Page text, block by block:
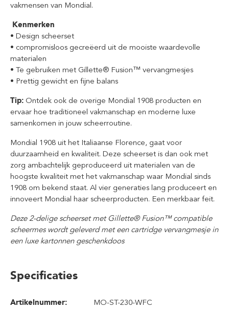
vakmensen van Mondial.
Kenmerken
• Design scheerset
• compromisloos gecreëerd uit de mooiste waardevolle
materialen
• Te gebruiken met Gillette® Fusion™ vervangmesjes
• Prettig gewicht en fijne balans
Tip: Ontdek ook de overige Mondial 1908 producten en
ervaar hoe traditioneel vakmanschap en moderne luxe
samenkomen in jouw scheerroutine.
Mondial 1908 uit het Italiaanse Florence, gaat voor
duurzaamheid en kwaliteit. Deze scheerset is dan ook met
zorg ambachtelijk geproduceerd uit materialen van de
hoogste kwaliteit met het vakmanschap waar Mondial sinds
1908 om bekend staat. Al vier generaties lang produceert en
innoveert Mondial haar scheerproducten. Een merkbaar feit.
Deze 2-delige scheerset met Gillette® Fusion™ compatible
scheermes wordt geleverd met een cartridge vervangmesje in
een luxe kartonnen geschenkdoos
Specificaties
Artikelnummer: MO-ST-230-WFC